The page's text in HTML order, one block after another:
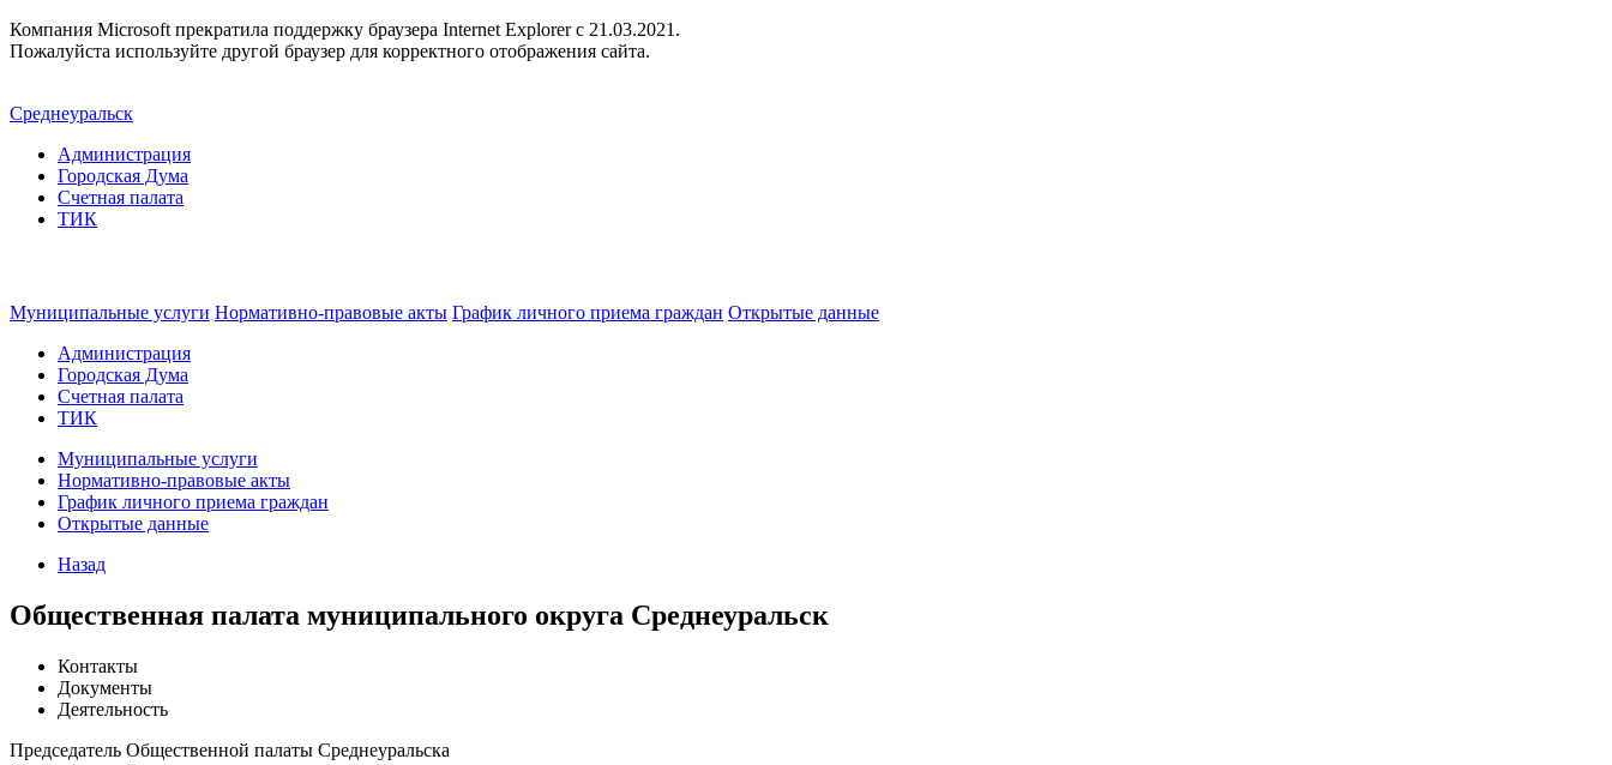
Компания Microsoft прекратила поддержку браузера Internet Explorer c 21.03.2021.
Пожалуйста используйте другой браузер для корректного отображения сайта.
Среднеуральск
Администрация
Городская Дума
Счетная палата
ТИК
Муниципальные услуги Нормативно-правовые акты График личного приема граждан Открытые данные
Администрация
Городская Дума
Счетная палата
ТИК
Муниципальные услуги
Нормативно-правовые акты
График личного приема граждан
Открытые данные
Назад
Общественная палата муниципального округа Среднеуральск
Контакты
Документы
Деятельность
Председатель Общественной палаты Среднеуральска